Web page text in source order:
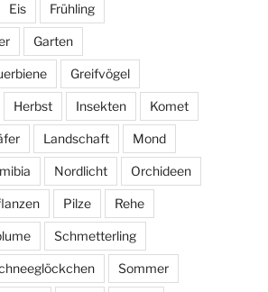
Eis Frühling
Garten
Greifvögel
Herbst Insekten Komet
Landschaft Mond
Nordlicht Orchideen
Pilze Rehe
Schmetterling
Sommer